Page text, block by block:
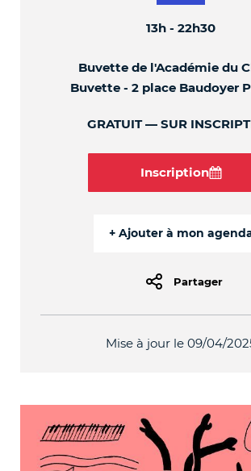
13h - 22h30
Buvette de l'Académie du
Buvette - 2 place Baudoyer
GRATUIT SUR
Inscription
Partager
Mise à jour le 09/04/